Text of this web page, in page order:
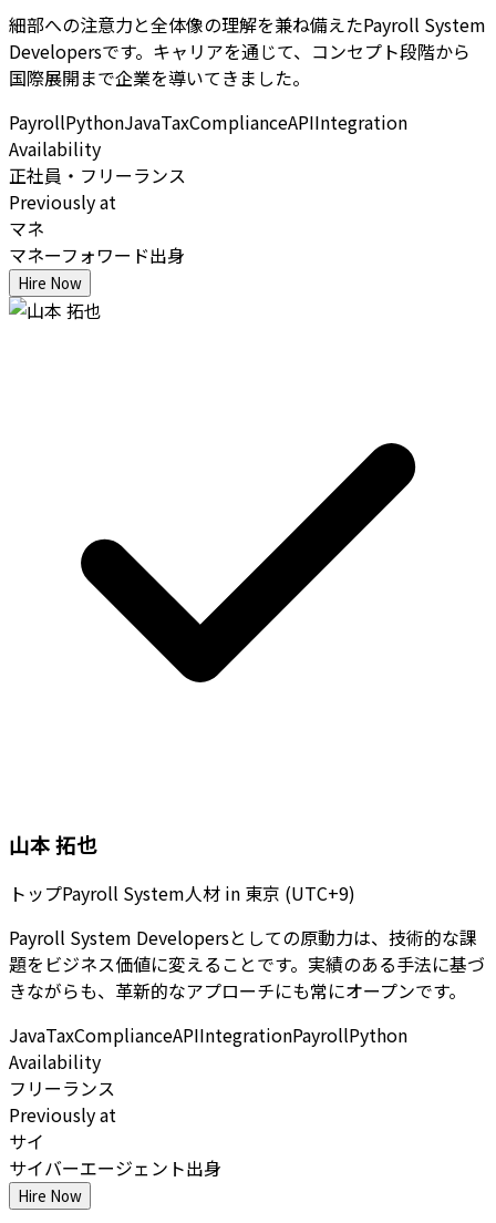
細部への注意力と全体像の理解を兼ね備えたPayroll System
Developersです。キャリアを通じて、コンセプト段階から
国際展開まで企業を導いてきました。
PayrollPythonJavaTaxComplianceAPIIntegration
Availability
正社員・フリーランス
Previously at
マネ
マネーフォワード出身
Hire Now
山本 拓也
トップPayroll System人材 in 東京 (UTC+9)
Payroll System Developersとしての原動力は、技術的な課
題をビジネス価値に変えることです。実績のある手法に基づ
きながらも、革新的なアプローチにも常にオープンです。
JavaTaxComplianceAPIIntegrationPayrollPython
Availability
フリーランス
Previously at
サイ
サイバーエージェント出身
Hire Now